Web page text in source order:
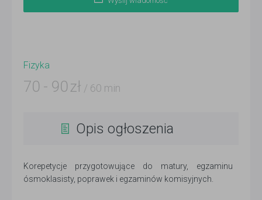
Fizyka
70 - 90 zł / 60 min
Opis ogłoszenia
Korepetycje przygotowujące do matury, egzaminu
ósmoklasisty, poprawek i egzaminów komisyjnych.